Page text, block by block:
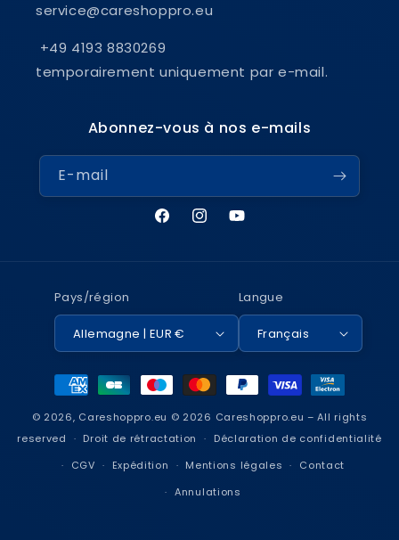
service@careshoppro.eu
+49 4193 8830269
temporairement uniquement par e-mail.
Abonnez-vous à nos e-mails
E-mail
FacebookInstagramYouTube
Pays/région
Allemagne | EUR €
Langue
Français
Moyens
de
paiement
© 2026, Careshoppro.eu © 2026 Careshoppro.eu – All rights
reserved
Droit de rétractation
Déclaration de confidentialité
CGV
Expédition Mentions légales
Contact
Annulations